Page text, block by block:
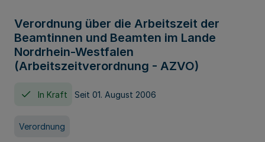
Verordnung über die Arbeitszeit der
Beamtinnen und Beamten im Lande
Nordrhein-Westfalen
(Arbeitszeitverordnung - AZVO)
In Kraft Seit 01. August 2006
Verordnung